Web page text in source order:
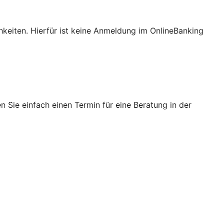
Hierfür ist keine Anmeldung im OnlineBanking
Sie einfach einen Termin für eine Beratung in der